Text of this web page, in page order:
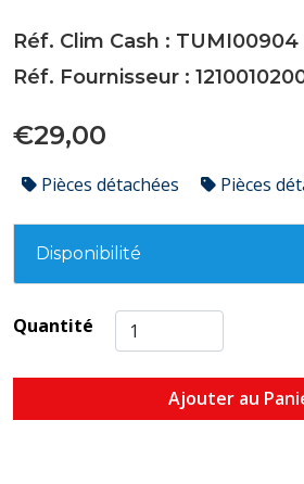
Réf. Clim Cash : TUMI00904
Réf. Fournisseur :
€29,00
Pièces détachées Pièces
Disponibilité
Quantité
Ajouter au